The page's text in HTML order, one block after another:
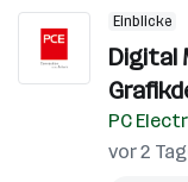
Einblicke
Digital
PC
vor 2